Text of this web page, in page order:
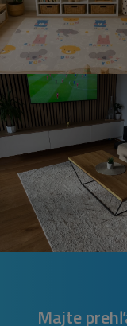
Majte